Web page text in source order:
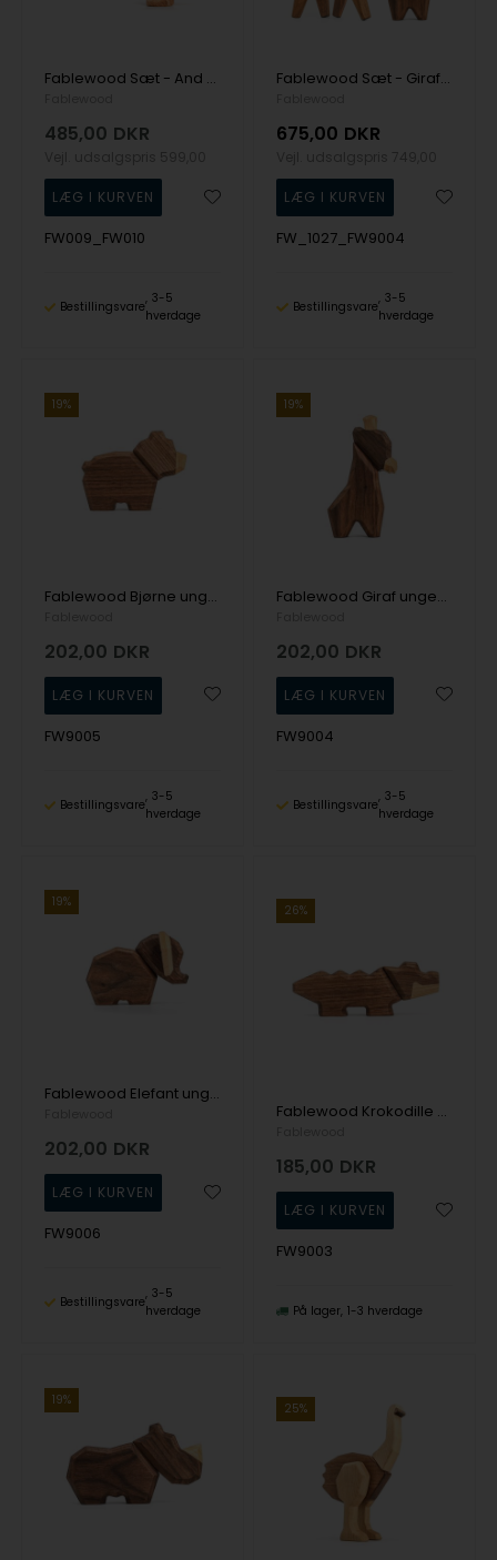
Fablewood Sæt - And og Ælling - Træfigur sammensat med magneter
485,00 DKR
FW009_FW010
Bestillingsvare
3-5
hverdage
Fablewood Sæt - Giraf og Unge - Træfigur sammensat med magneter
675,00 DKR
FW_1027_FW9004
Bestillingsvare
3-5
hverdage
19%
Fablewood Bjørne ungen - Træ figur sammensat med magneter
202,00 DKR
FW9005
Bestillingsvare
3-5
hverdage
19%
Fablewood Giraf ungen - Træ figur sammensat med magneter
202,00 DKR
FW9004
Bestillingsvare
3-5
hverdage
19%
Fablewood Elefant ungen - Træ figur sammensat med magneter
202,00 DKR
FW9006
Bestillingsvare
3-5
hverdage
26%
Fablewood Krokodille ungen - Træ figur sammensat med magneter
185,00 DKR
FW9003
På lager 1-3 hverdage
19%
25%